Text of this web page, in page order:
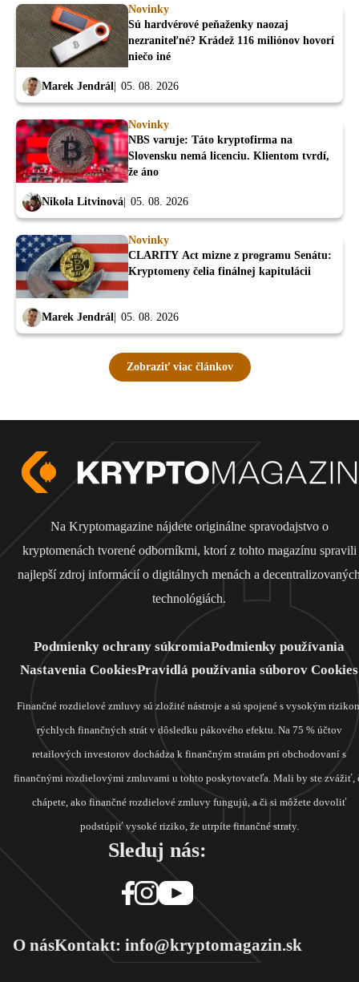
Novinky
Sú hardvérové peňaženky naozaj
nezraniteľné? Krádež 116 miliónov hovorí
niečo iné
Marek Jendrál 05. 08. 2026
Novinky
NBS varuje: Táto kryptofirma na
Slovensku nemá licenciu. Klientom tvrdí,
že áno
Nikola Litvinová 05. 08. 2026
Novinky
CLARITY Act mizne z programu Senátu:
Kryptomeny čelia finálnej kapitulácii
Marek Jendrál 05. 08. 2026
Zobraziť viac článkov
Na Kryptomagazine nájdete originálne spravodajstvo o
kryptomenách tvorené odborníkmi, ktorí z tohto magazínu spravili
najlepší zdroj informácií o digitálnych menách a
technológiách.
Podmienky ochrany súkromiaPodmienky používania
Nastavenia CookiesPravidlá používania súborov Cookies
Finančné rozdielové zmluvy sú zložité nástroje a sú spojené s vysokým
rýchlych finančných strát v dôsledku pákového efektu. Na 75 % účtov
retailových investorov dochádza k finančným stratám pri obchodovaní s
finančnými rozdielovými zmluvami u tohto poskytovateľa. Mali by ste zvážiť,
chápete, ako finančné rozdielové zmluvy fungujú, a či si môžete dovoliť
podstúpiť vysoké riziko, že utrpíte finančné straty.
Sleduj nás:
O násKontakt: info@kryptomagazin.sk